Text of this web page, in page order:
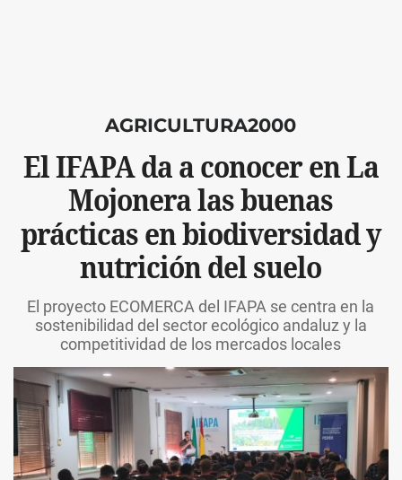
AGRICULTURA2000
El IFAPA da a conocer en La
Mojonera las buenas
prácticas en biodiversidad y
nutrición del suelo
El proyecto ECOMERCA del IFAPA se centra en la
sostenibilidad del sector ecológico andaluz y la
competitividad de los mercados locales